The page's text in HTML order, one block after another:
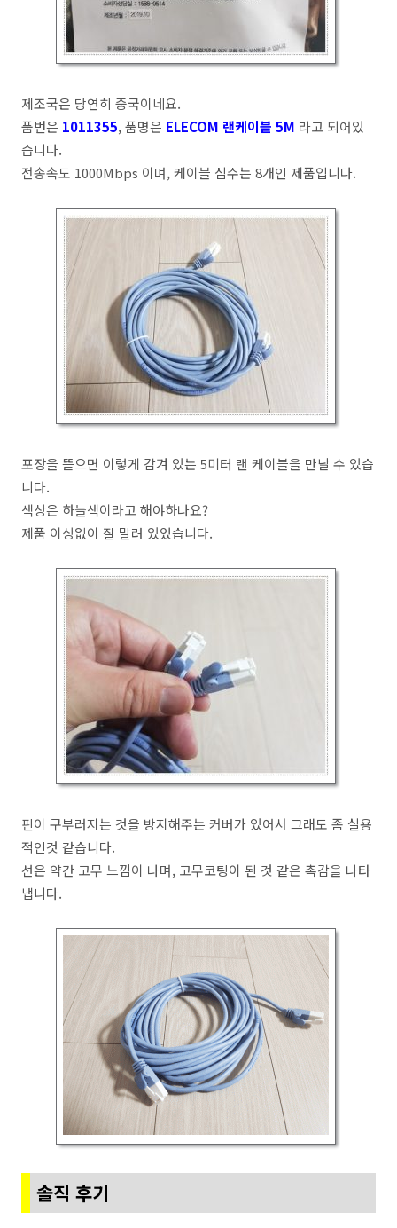
제조국은 당연히 중국이네요.
품번은 1011355, 품명은 ELECOM 랜케이블 5M 라고 되어있
습니다.
전송속도 1000Mbps 이며, 케이블 심수는 8개인 제품입니다.
포장을 뜯으면 이렇게 감겨 있는 5미터 랜 케이블을 만날 수 있습
니다.
색상은 하늘색이라고 해야하나요?
제품 이상없이 잘 말려 있었습니다.
핀이 구부러지는 것을 방지해주는 커버가 있어서 그래도 좀 실용
적인것 같습니다.
선은 약간 고무 느낌이 나며, 고무코팅이 된 것 같은 촉감을 나타
냅니다.
솔직 후기